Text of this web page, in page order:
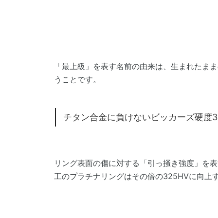
「最上級」を表す名前の由来は、生まれた
うことです。
チタン合金に負けないビッカーズ硬度
リング表面の傷に対する「引っ掻き強度」を
工のプラチナリングはその倍の325HVに向上